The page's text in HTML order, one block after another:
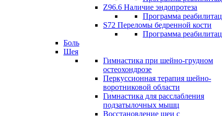
Z96.6 Наличие эндопротеза
Программа
S72 Переломы бедренной кости
Программа
Боль
Шея
Гимнастика при шейно-грудном
остеохондрозе
Перкуссионная терапия шейно-
воротниковой области
Гимнастика для расслабления
подзатылочных мышц
Восстановление шеи с